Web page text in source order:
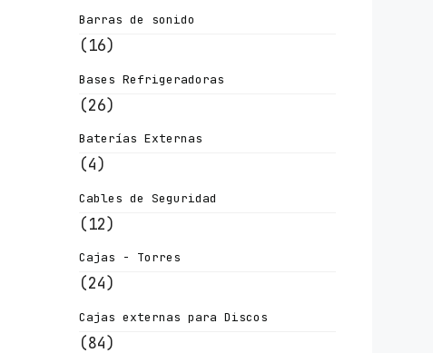
Barras de sonido
(16)
Bases Refrigeradoras
(26)
Baterías Externas
(4)
Cables de Seguridad
(12)
Cajas - Torres
(24)
Cajas externas para Discos
(84)